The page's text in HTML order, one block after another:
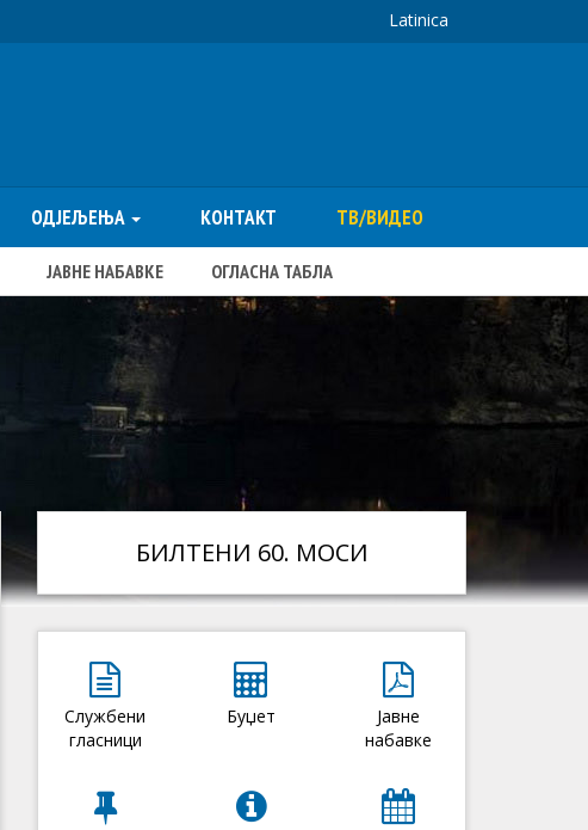
Latinica
ОДЈЕЉЕЊА КОНТАКТ ТВ/ВИДЕО
ЈАВНЕ НАБАВКЕ ОГЛАСНА ТАБЛА
БИЛТЕНИ 60. МОСИ
Службени
гласници
Буџет
Јавне
набавке